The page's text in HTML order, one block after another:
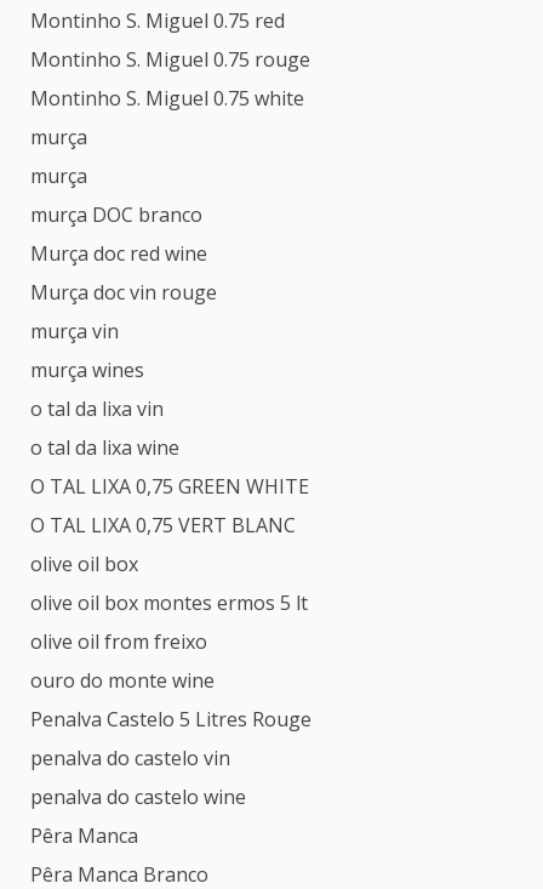
Montinho S. Miguel 0.75 red
Montinho S. Miguel 0.75 rouge
Montinho S. Miguel 0.75 white
murça
murça
murça DOC branco
Murça doc red wine
Murça doc vin rouge
murça vin
murça wines
o tal da lixa vin
o tal da lixa wine
O TAL LIXA 0,75 GREEN WHITE
O TAL LIXA 0,75 VERT BLANC
olive oil box
olive oil box montes ermos 5 lt
olive oil from freixo
ouro do monte wine
Penalva Castelo 5 Litres Rouge
penalva do castelo vin
penalva do castelo wine
Pêra Manca
Pêra Manca Branco